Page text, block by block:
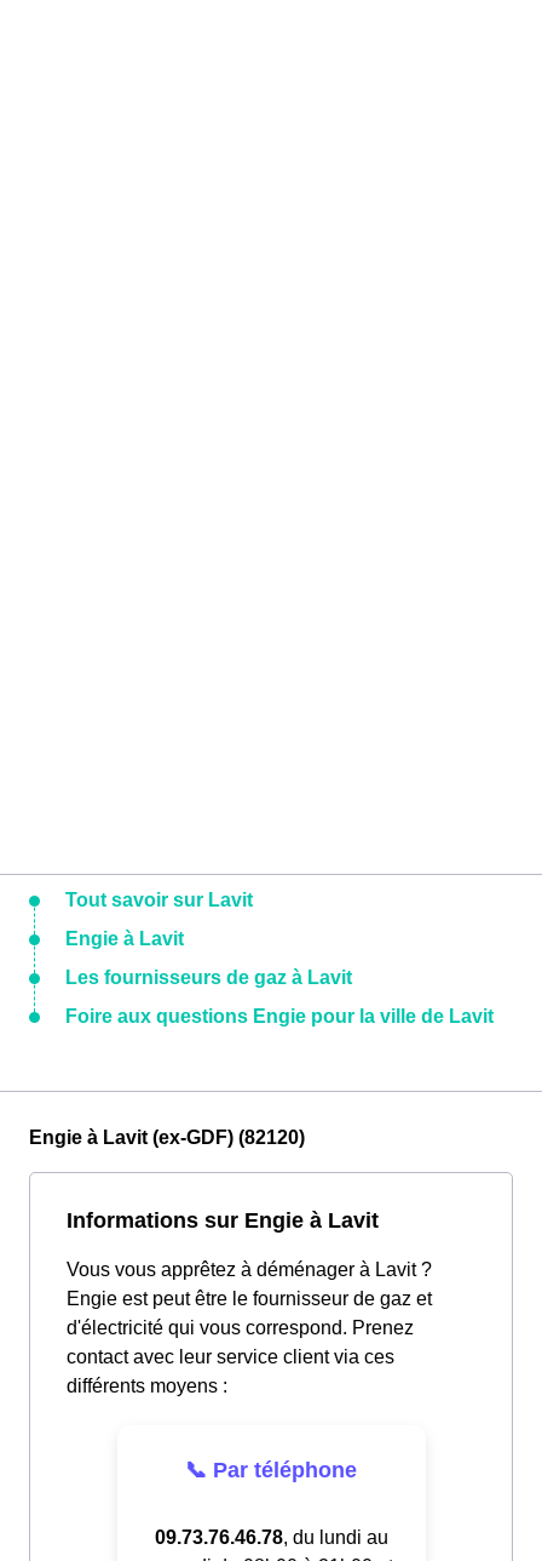
Tout savoir sur Lavit
Engie à Lavit
Les fournisseurs de gaz à Lavit
Foire aux questions Engie pour la ville de Lavit
Engie à Lavit (ex-GDF) (82120)
Informations sur Engie à Lavit
Vous vous apprêtez à déménager à Lavit ?
Engie est peut être le fournisseur de gaz et
d'électricité qui vous correspond. Prenez
contact avec leur service client via ces
différents moyens :
📞 Par téléphone
09.73.76.46.78, du lundi au